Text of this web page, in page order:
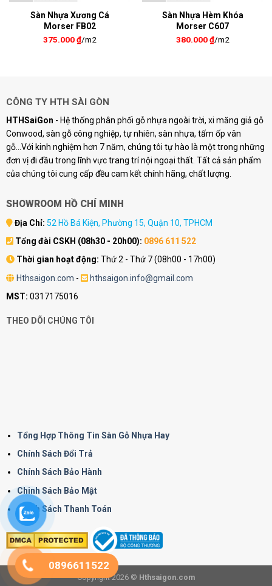
Sàn Nhựa Xương Cá
Morser FB02
375.000₫/m2
Sàn Nhựa Hèm Khóa
Morser C607
380.000₫/m2
CÔNG TY HTH SÀI GÒN
HTHSaiGon - Hệ thống phân phối gỗ nhựa ngoài trời, xi măng giả gỗ
Conwood, sàn gỗ công nghiệp, tự nhiên, sàn nhựa, tấm ốp vân
gỗ...Với kinh nghiệm hơn 7 năm, chúng tôi tự hào là một trong những
đơn vị đi đầu trong lĩnh vực trang trí nội ngoại thất. Tất cả sản phẩm
của chúng tôi cung cấp đều cam kết chính hãng, chất lượng.
SHOWROOM HỒ CHÍ MINH
Địa Chỉ: 52 Hồ Bá Kiện, Phường 15, Quận 10, TPHCM
Tổng đài CSKH (08h30 - 20h00): 0896 611 522
Thời gian hoạt động: Thứ 2 - Thứ 7 (08h00 - 17h00)
Hthsaigon.com -
hthsaigon.info@gmail.com
MST: 0317175016
THEO DÕI CHÚNG TÔI
Tổng Hợp Thông Tin Sàn Gỗ Nhựa Hay
Chính Sách Đổi Trả
Chính Sách Bảo Hành
Chinh Sách Bảo Mật
Chính Sách Thanh Toán
Copyright 2026 © Hthsaigon.com
0896611522